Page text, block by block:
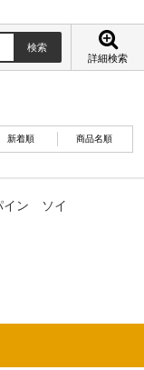
詳細検索
新着順 商品名順
イン ソイ